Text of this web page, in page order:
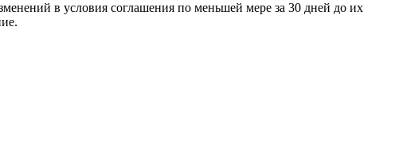
в условия соглашения по меньшей мере за 30 дней до их